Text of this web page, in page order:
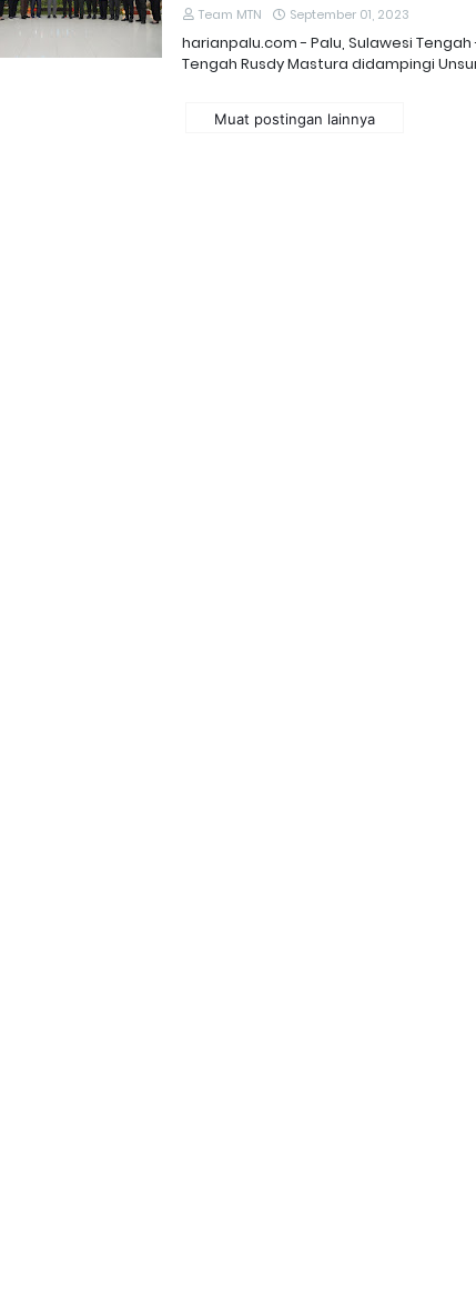
Team MTN September 01, 2023
harianpalu.com - Palu, Sulawesi
Tengah Rusdy Mastura didampingi
Muat postingan lainnya